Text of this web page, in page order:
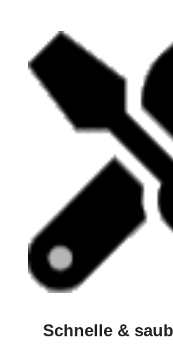
Schnelle &